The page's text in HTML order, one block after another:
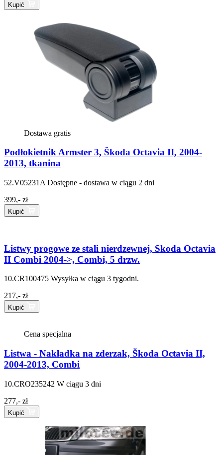
Kupić
Dostawa gratis
Podłokietnik Armster 3, Škoda Octavia II, 2004-
2013, tkanina
52.V05231A Dostępne - dostawa w ciągu 2 dni
399,- zł
Kupić
Listwy progowe ze stali nierdzewnej, Skoda Octavia
II Combi 2004->, Combi, 5 drzw.
10.CR100475 Wysyłka w ciągu 3 tygodni.
217,- zł
Kupić
Cena specjalna
Listwa - Nakładka na zderzak, Škoda Octavia II,
2004-2013, Combi
10.CRO235242 W ciągu 3 dni
277,- zł
Kupić